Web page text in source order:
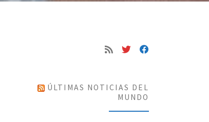
ÚLTIMAS NOTICIAS DEL
MUNDO